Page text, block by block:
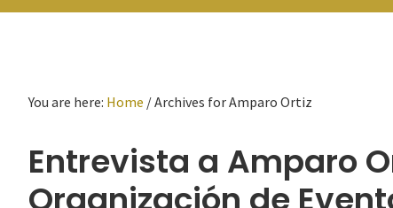
You are here: Home /Archives for Amparo Ortiz
Entrevista a Amparo